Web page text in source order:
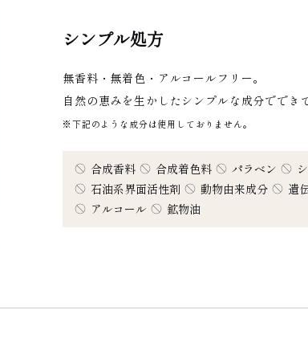
シンプル処方
無香料・無着色・アルコールフリー。
自然の恵みを生かしたシンプルな成分ででき
※下記のような成分は使用しておりません。
合成香料 合成着色料 パラベン
石油系界面活性剤
動物由来成分
遺
アルコール
鉱物油